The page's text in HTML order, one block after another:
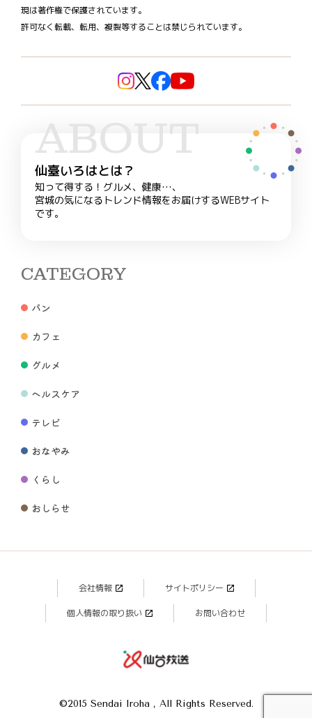
現は著作権で保護されています。
許可なく転載、転用、複製等することは禁じられています。
ABOUT
仙臺いろはとは？
知って得する！グルメ、健康…、
宮城の気になるトレンド情報をお届けするWEBサイト
です。
CATEGORY
パン
カフェ
グルメ
ヘルスケア
テレビ
おなやみ
くらし
おしらせ
会社情報 サイトポリシー
個人情報の取り扱い お問い合わせ
©2015 Sendai Iroha , All Rights Reserved.